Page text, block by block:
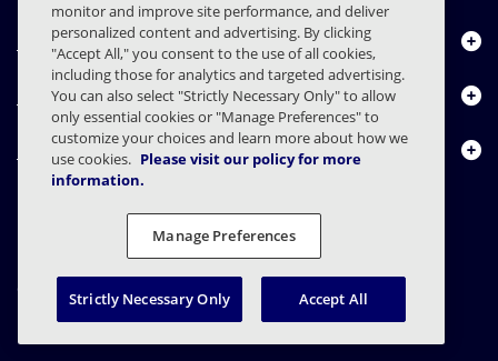
Produits
Centre de ressources
Nous contacter
Déclaration de confidentialité
Confidentialité
Divulgation responsable
© 2003 - 2026 Mimecast Services Limited
monitor and improve site performance, and deliver
personalized content and advertising. By clicking
"Accept All," you consent to the use of all cookies,
including those for analytics and targeted advertising.
You can also select "Strictly Necessary Only" to allow
only essential cookies or "Manage Preferences" to
customize your choices and learn more about how we
use cookies. Please visit our policy for more
information.
Manage Preferences
Strictly Necessary Only Accept All